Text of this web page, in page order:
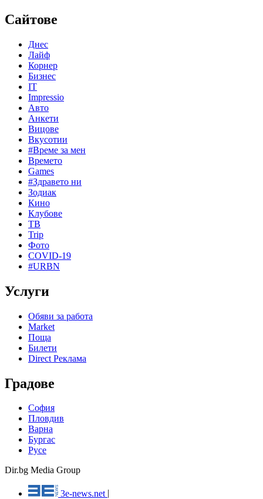
Сайтове
Днес
Лайф
Корнер
Бизнес
IT
Impressio
Авто
Анкети
Вицове
Вкусотии
#Време за мен
Времето
Games
#Здравето ни
Зодиак
Кино
Клубове
ТВ
Trip
Фото
COVID-19
#URBN
Услуги
Обяви за работа
Market
Поща
Билети
Direct Реклама
Градове
София
Пловдив
Варна
Бургас
Русе
Dir.bg Media Group
3e-news.net